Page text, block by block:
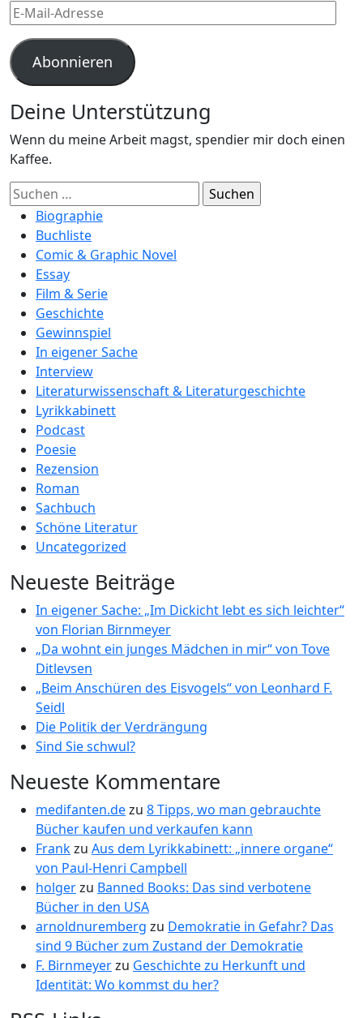
E-
Mail-
Adresse
Abonnieren
Deine Unterstützung
Wenn du meine Arbeit magst, spendier mir doch einen
Kaffee.
Suchen
nach:Biographie
Buchliste
Comic & Graphic Novel
Essay
Film & Serie
Geschichte
Gewinnspiel
In eigener Sache
Interview
Literaturwissenschaft & Literaturgeschichte
Lyrikkabinett
Podcast
Poesie
Rezension
Roman
Sachbuch
Schöne Literatur
Uncategorized
Neueste Beiträge
In eigener Sache: „Im Dickicht lebt es sich leichter“
von Florian Birnmeyer
„Da wohnt ein junges Mädchen in mir“ von Tove
Ditlevsen
„Beim Anschüren des Eisvogels“ von Leonhard F.
Seidl
Die Politik der Verdrängung
Sind Sie schwul?
Neueste Kommentare
medifanten.dezu 8 Tipps, wo man gebrauchte
Bücher kaufen und verkaufen kann
Frankzu Aus dem Lyrikkabinett: „innere organe“
von Paul-Henri Campbell
holgerzu Banned Books: Das sind verbotene
Bücher in den USA
arnoldnuremberg zu Demokratie in Gefahr? Das
sind 9 Bücher zum Zustand der Demokratie
F. Birnmeyerzu Geschichte zu Herkunft und
Identität: Wo kommst du her?